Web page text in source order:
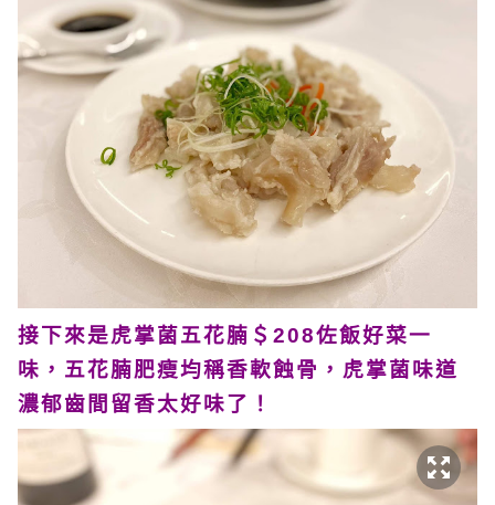
接下來是虎掌菌五花腩＄208佐飯好菜一
味，五花腩肥瘦均稱香軟蝕骨，虎掌菌味道
濃郁齒間留香太好味了！